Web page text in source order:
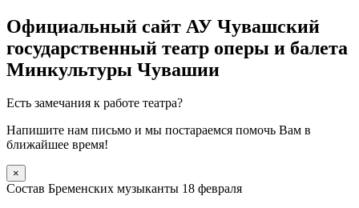
Официальный сайт АУ Чувашский
государственный театр оперы и балета
Минкультуры Чувашии
Есть замечания к работе театра?
Напишите нам письмо и мы постараемся помочь Вам в
ближайшее время!
×
Состав Бременских музыканты 18 февраля